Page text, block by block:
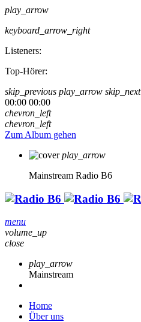
play_arrow
keyboard_arrow_right
Listeners:
Top-Hörer:
skip_previous play_arrow skip_next
00:00 00:00
chevron_left
chevron_left
Zum Album gehen
play_arrow
Mainstream Radio B6
menu
volume_up
close
play_arrow
Mainstream
Home
Über uns